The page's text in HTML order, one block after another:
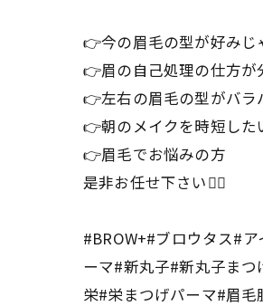
👉今の眉毛の型が好みじ
👉眉の自己処理の仕方が
👉左右の眉毛の型がバラ
👉朝のメイクを時短した
👉眉毛でお悩みの方
是非お任せ下さい🙆‍♀️
#BROW+#ブロウタス#
ーマ#新丸子#新丸子ま
栄#栄まつげパーマ#眉